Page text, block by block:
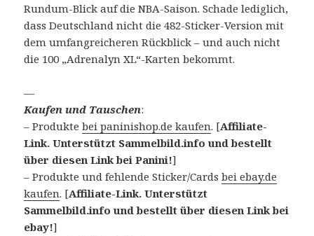
Rundum-Blick auf die NBA-Saison. Schade lediglich,
dass Deutschland nicht die 482-Sticker-Version mit
dem umfangreicheren Rückblick – und auch nicht
die 100 „Adrenalyn XL“-Karten bekommt.
—
Kaufen und Tauschen:
– Produktebei paninishop.de kaufen. [Affiliate-
Link. Unterstützt Sammelbild.info und bestellt
über diesen Link bei Panini!]
– Produkte und fehlende Sticker/Cardsbei ebay.de
kaufen. [Affiliate-Link. Unterstützt
Sammelbild.info und bestellt über diesen Link bei
ebay!]